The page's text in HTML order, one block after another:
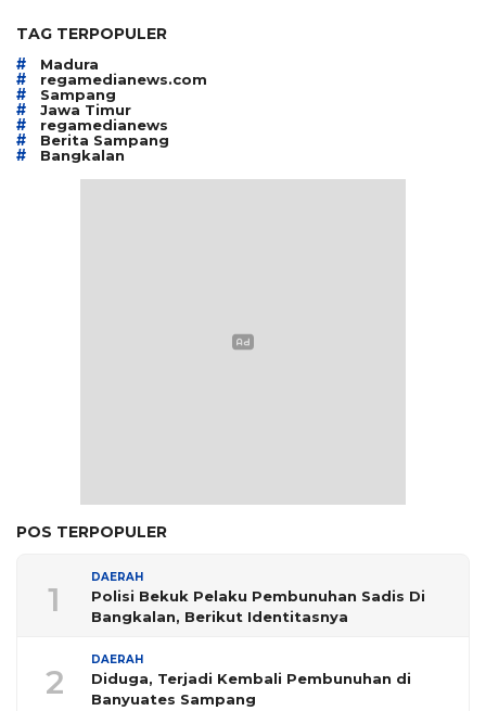
TAG TERPOPULER
# Madura
# regamedianews.com
# Sampang
# Jawa Timur
# regamedianews
# Berita Sampang
# Bangkalan
POS TERPOPULER
1
DAERAH
Polisi Bekuk Pelaku Pembunuhan Sadis Di
Bangkalan, Berikut Identitasnya
2
DAERAH
Diduga, Terjadi Kembali Pembunuhan di
Banyuates Sampang